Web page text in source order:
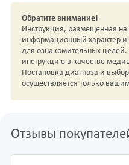
Обратите внимание!
Инструкция, размещенная
информационный характер
для ознакомительных
инструкцию в качестве
Постановка диагноза и
осуществляется только
Отзывы